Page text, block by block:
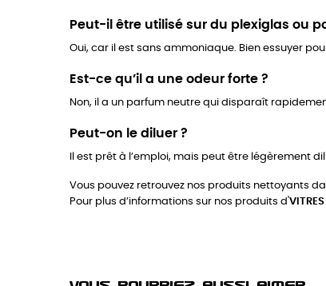
Peut-il être utilisé sur du plexiglas ou
Oui, car il est sans ammoniaque. Bien essuyer
Est-ce qu’il a une odeur forte ?
Non, il a un parfum neutre qui disparaît
Peut-on le diluer ?
Il est prêt à l’emploi, mais peut être légèrement
Vous pouvez retrouvez nos produits nettoyants
Pour plus d’informations sur nos produits d'